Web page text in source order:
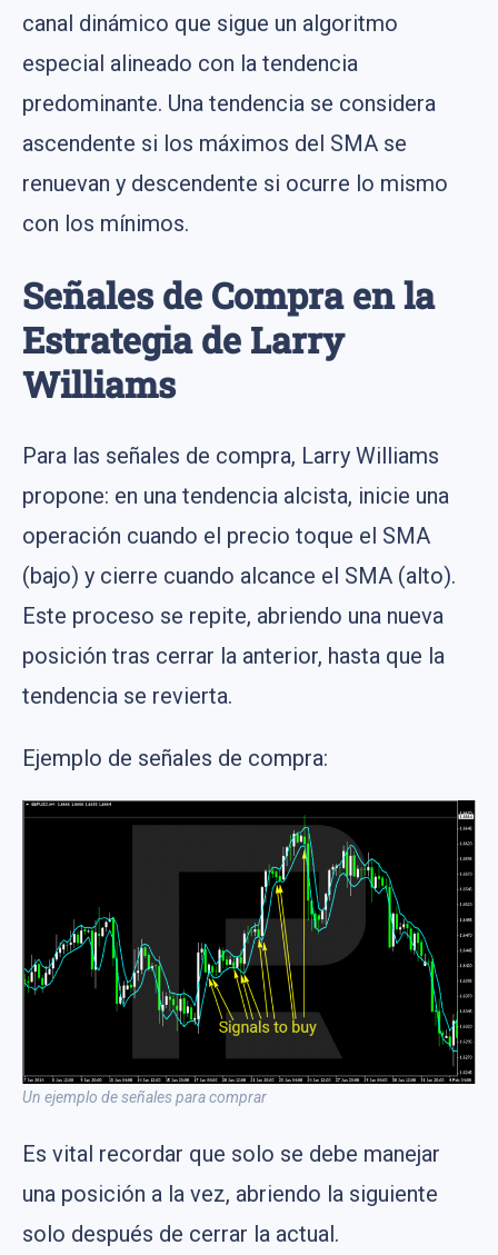
canal dinámico que sigue un algoritmo
especial alineado con la tendencia
predominante. Una tendencia se considera
ascendente si los máximos del SMA se
renuevan y descendente si ocurre lo mismo
con los mínimos.
Señales de Compra en la
Estrategia de Larry
Williams
Para las señales de compra, Larry Williams
propone: en una tendencia alcista, inicie una
operación cuando el precio toque el SMA
(bajo) y cierre cuando alcance el SMA (alto).
Este proceso se repite, abriendo una nueva
posición tras cerrar la anterior, hasta que la
tendencia se revierta.
Ejemplo de señales de compra:
Un ejemplo de señales para comprar
Es vital recordar que solo se debe manejar
una posición a la vez, abriendo la siguiente
solo después de cerrar la actual.